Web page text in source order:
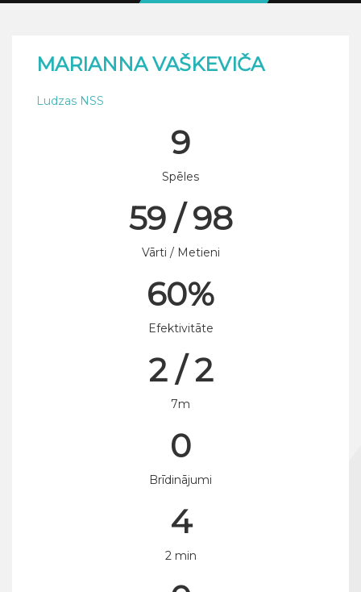
MARIANNA VAŠKEVIČA
Ludzas NSS
9
Spēles
59 / 98
Vārti / Metieni
60%
Efektivitāte
2 / 2
7m
0
Brīdinājumi
4
2 min